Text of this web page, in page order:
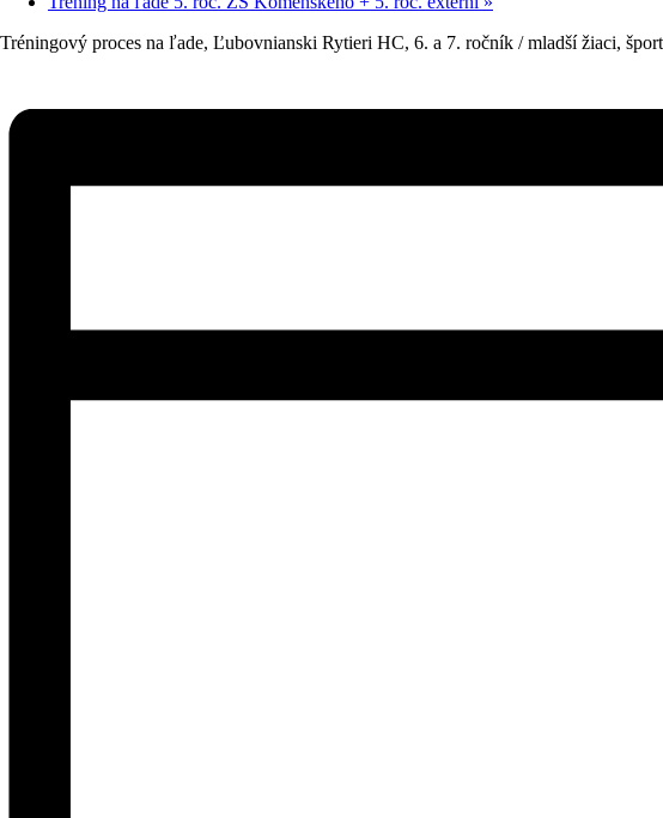
Tréningový proces na ľade, Ľubovnianski Rytieri HC, 6. a 7. ročník / mladší žiaci,